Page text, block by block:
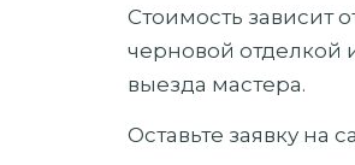
Стоимость зависит
черновой отделкой
выезда мастера.
Оставьте заявку на